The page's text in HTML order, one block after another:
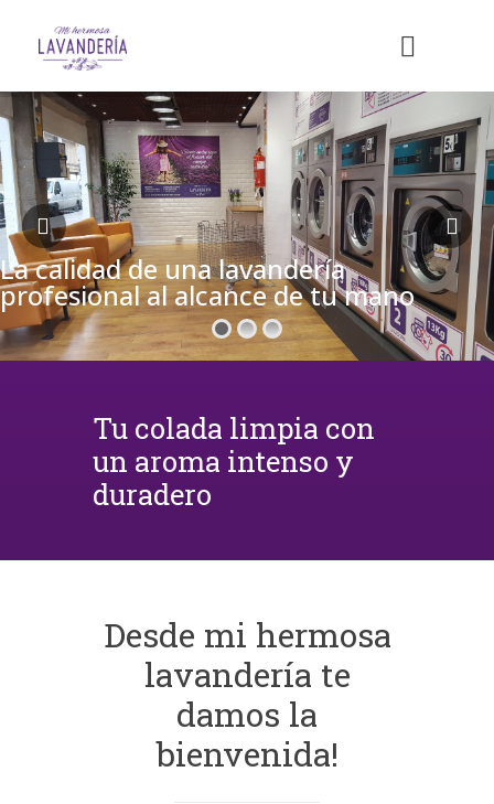
La calidad de una lavandería
profesional al alcance de tu mano
Tu colada limpia con
un aroma intenso y
duradero
Desde mi hermosa
lavandería te
damos la
bienvenida!